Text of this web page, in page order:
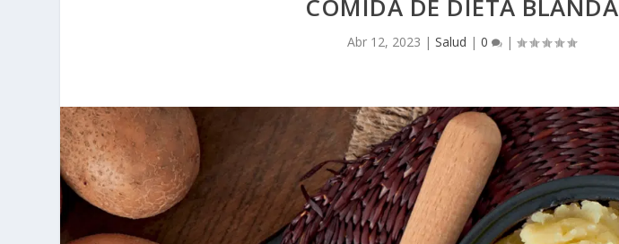
COMIDA DE DIETA BLANDA
Abr 12, 2023 |Salud |0 |